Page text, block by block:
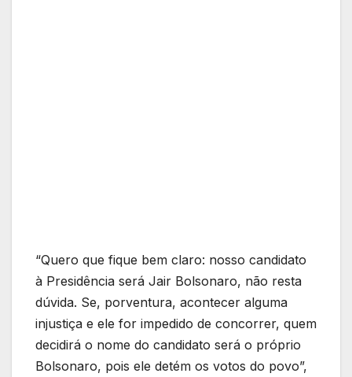
“Quero que fique bem claro: nosso candidato
à Presidência será Jair Bolsonaro, não resta
dúvida. Se, porventura, acontecer alguma
injustiça e ele for impedido de concorrer, quem
decidirá o nome do candidato será o próprio
Bolsonaro, pois ele detém os votos do povo”,